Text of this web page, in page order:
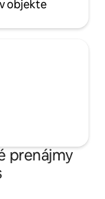
v objekte
prenájmy